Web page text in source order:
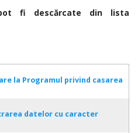
fi descărcate din lista
la Programul privind casarea
datelor cu caracter